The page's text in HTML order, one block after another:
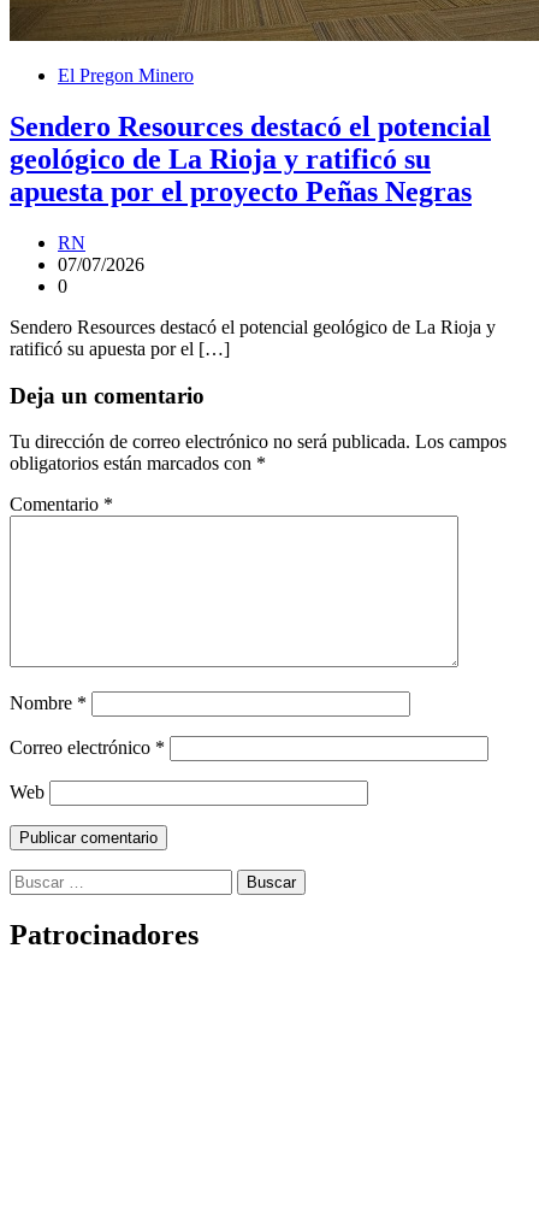
El Pregon Minero
Sendero Resources destacó el potencial
geológico de La Rioja y ratificó su
apuesta por el proyecto Peñas Negras
RN
07/07/2026
0
Sendero Resources destacó el potencial geológico de La Rioja y
ratificó su apuesta por el […]
Deja un comentario
Tu dirección de correo electrónico no será publicada. Los campos
obligatorios están marcados con *
Comentario *
Nombre *
Correo electrónico *
Web
Buscar:
Patrocinadores